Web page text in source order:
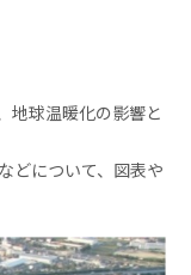
地球温暖化の影響と
どについて、図表や